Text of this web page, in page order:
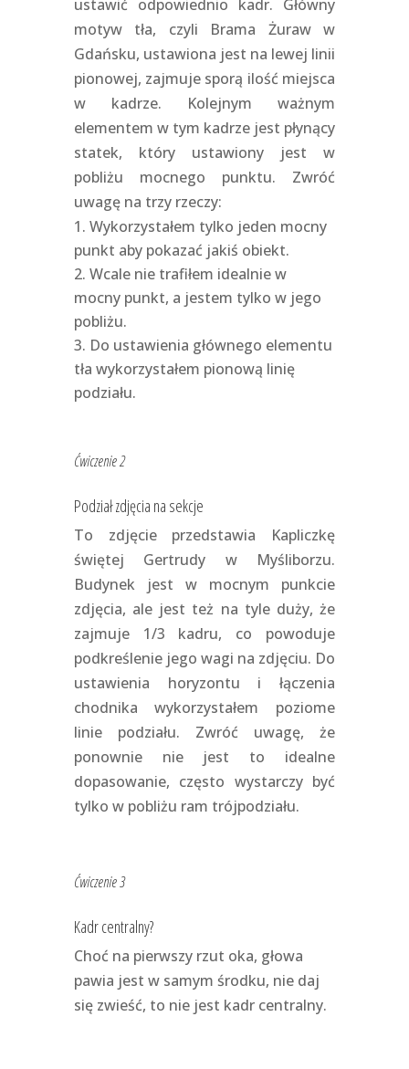
ustawić odpowiednio kadr. Główny
motyw tła, czyli Brama Żuraw w
Gdańsku, ustawiona jest na lewej linii
pionowej, zajmuje sporą ilość miejsca
w kadrze. Kolejnym ważnym
elementem w tym kadrze jest płynący
statek, który ustawiony jest w
pobliżu mocnego punktu. Zwróć
uwagę na trzy rzeczy:
Wykorzystałem tylko jeden mocny
punkt aby pokazać jakiś obiekt.
Wcale nie trafiłem idealnie w
mocny punkt, a jestem tylko w jego
pobliżu.
Do ustawienia głównego elementu
tła wykorzystałem pionową linię
podziału.
Ćwiczenie 2
Podział zdjęcia na sekcje
To zdjęcie przedstawia Kapliczkę
świętej Gertrudy w Myśliborzu.
Budynek jest w mocnym punkcie
zdjęcia, ale jest też na tyle duży, że
zajmuje 1/3 kadru, co powoduje
podkreślenie jego wagi na zdjęciu. Do
ustawienia horyzontu i łączenia
chodnika wykorzystałem poziome
linie podziału. Zwróć uwagę, że
ponownie nie jest to idealne
dopasowanie, często wystarczy być
tylko w pobliżu ram trójpodziału.
Ćwiczenie 3
Kadr centralny?
Choć na pierwszy rzut oka, głowa
pawia jest w samym środku, nie daj
się zwieść, to nie jest kadr centralny.